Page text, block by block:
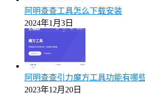
阿明查查工具怎么下载安装
2024年1月3日
阿明查查引力魔方工具功能有哪
2023年12月20日